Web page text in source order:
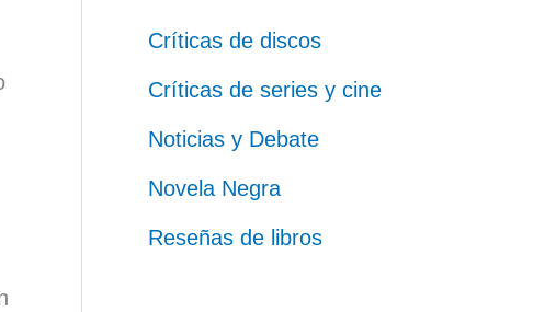
Críticas de discos
Críticas de series y cine
Noticias y Debate
Novela Negra
Reseñas de libros